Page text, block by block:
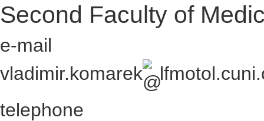
Second Faculty of
e-mail
vladimir.komarek
telephone